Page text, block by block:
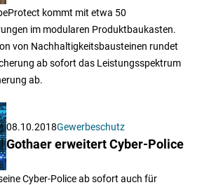
kommt mit etwa 50
im modularen Produktbaukasten.
von Nachhaltigkeitsbausteinen rundet
ab sofort das Leistungsspektrum
ab.
08.10.2018Gewerbeschutz
Gothaer erweitert Cyber-Police
Cyber-Police ab sofort auch für